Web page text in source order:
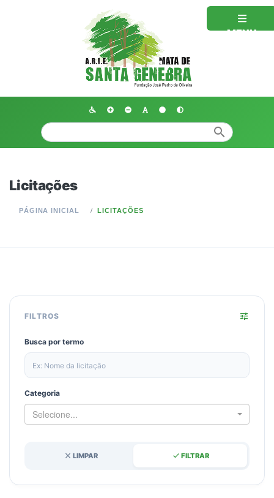
MENU
search
Licitações
PÁGINA INICIAL LICITAÇÕES
FILTROS tune
Busca por termo
Categoria
Selecione...
close LIMPAR done FILTRAR